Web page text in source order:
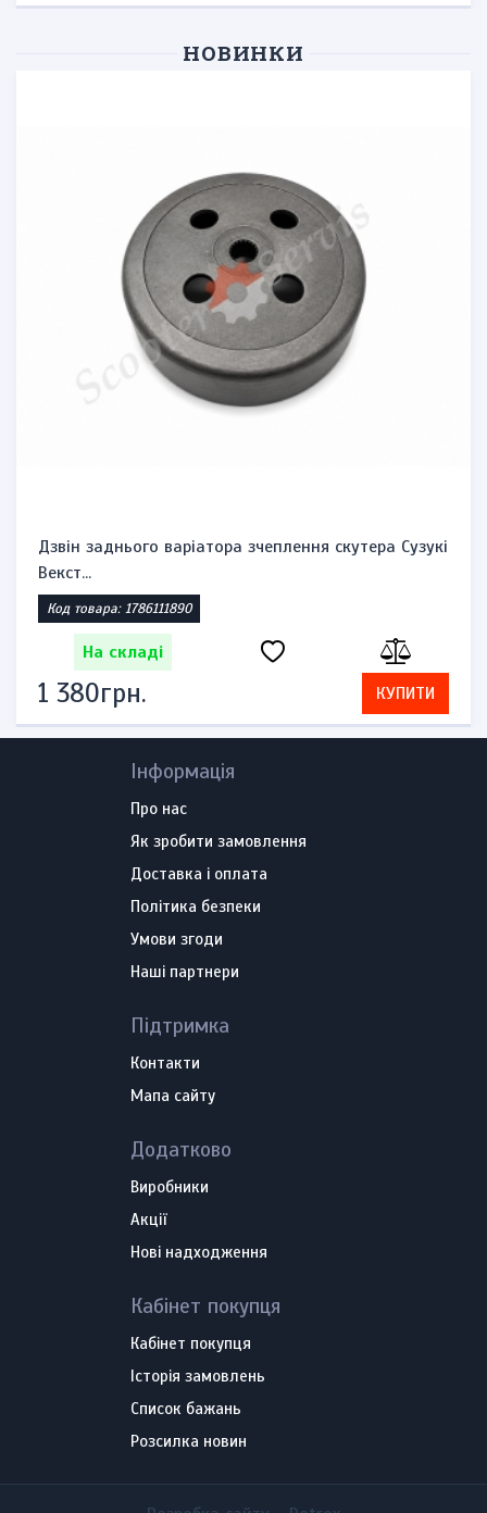
НОВИНКИ
Дзвін заднього варіатора зчеплення скутера Сузукі
Векст...
Код товара: 1786111890
На складі
1 380грн. КУПИТИ
Інформація
Про нас
Як зробити замовлення
Доставка і оплата
Політика безпеки
Умови згоди
Наші партнери
Підтримка
Контакти
Мапа сайту
Додатково
Виробники
Акції
Нові надходження
Кабінет покупця
Кабінет покупця
Історія замовлень
Список бажань
Розсилка новин